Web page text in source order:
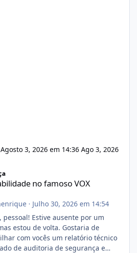
Agosto 3, 2026 em 14:36 Ago 3, 2026
no famoso VOX
· Julho 30, 2026 em 14:54
pessoal! Estive ausente por um
estou de volta. Gostaria de
com vocês um relatório técnico
de auditoria de segurança e